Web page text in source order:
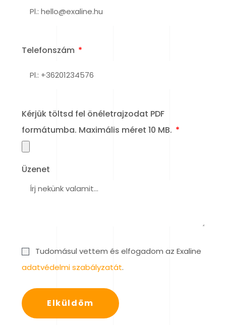
Telefonszám
Kérjük töltsd fel önéletrajzodat PDF
formátumba. Maximális méret 10 MB.
Üzenet
Tudomásul vettem és elfogadom az Exaline
adatvédelmi szabályzatát.
Elküldöm